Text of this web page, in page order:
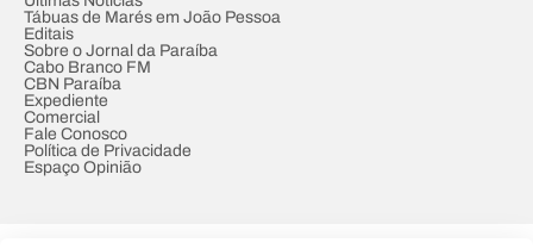
Tábuas de Marés em João Pessoa
Editais
Sobre o Jornal da Paraíba
Cabo Branco FM
CBN Paraíba
Expediente
Comercial
Fale Conosco
Política de Privacidade
Espaço Opinião